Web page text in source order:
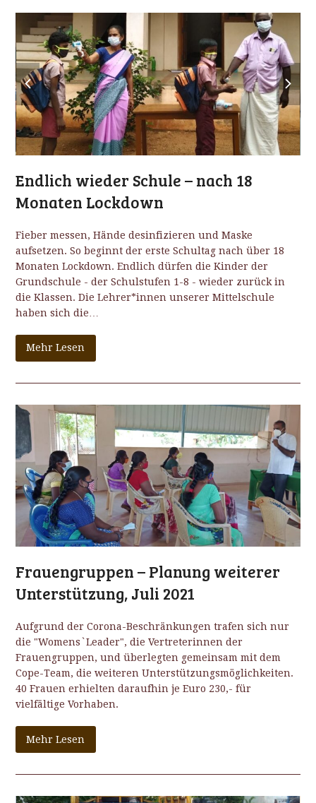
previous
slide
next
slide
Endlich wieder Schule – nach 18
Monaten Lockdown
Fieber messen, Hände desinfizieren und Maske
aufsetzen. So beginnt der erste Schultag nach über 18
Monaten Lockdown. Endlich dürfen die Kinder der
Grundschule - der Schulstufen 1-8 - wieder zurück in
die Klassen. Die Lehrer*innen unserer Mittelschule
haben sich die…
Mehr Lesen
Frauengruppen – Planung weiterer
Unterstützung, Juli 2021
Aufgrund der Corona-Beschränkungen trafen sich nur
die "Womens`Leader", die Vertreterinnen der
Frauengruppen, und überlegten gemeinsam mit dem
Cope-Team, die weiteren Unterstützungsmöglichkeiten.
40 Frauen erhielten daraufhin je Euro 230,- für
vielfältige Vorhaben.
Mehr Lesen